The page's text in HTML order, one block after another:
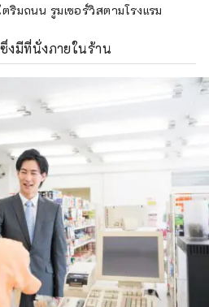
มถนน รูมเซอร์วิสตามโรงแรม
งมีที่นั่งภายในร้าน